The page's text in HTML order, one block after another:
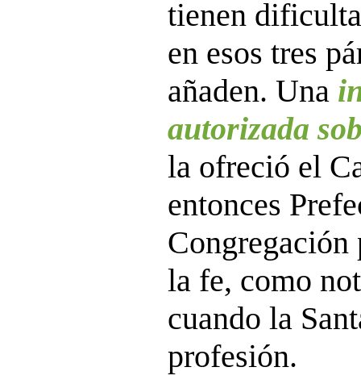
tienen
en esos tres
añaden. Una
autorizada
la ofreció el
entonces
Congregación
la fe, como
cuando la
profesión.